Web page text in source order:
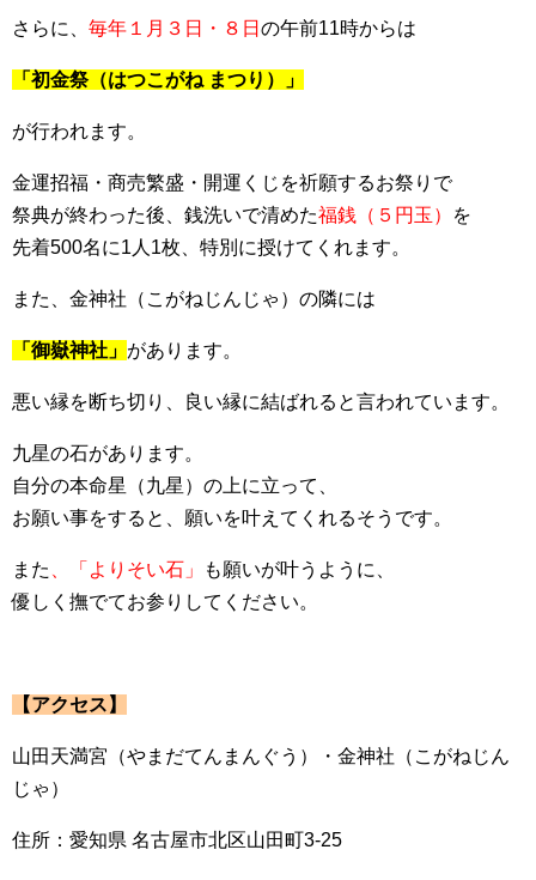
さらに、 毎年１月３日・８日 の午前11時からは
「初金祭（はつこがね まつり）」
が行われます。
金運招福・商売繁盛・開運くじを祈願するお祭りで
祭典が終わった後、銭洗いで清めた福銭（５円玉）
を
先着500名に1人1枚、特別に授けてくれます。
また、金神社（こがねじんじゃ）の隣には
「御嶽神社」 があります。
悪い縁を断ち切り、良い縁に結ばれると言われています。
九星の石があります。
自分の本命星（九星）の上に立って、
お願い事をすると、願いを叶えてくれるそうです。
また 、「よりそい石」
も願いが叶うように、
優しく撫でてお参りしてください。
【アクセス】
山田天満宮（やまだてんまんぐう）・金神社（こがねじん
じゃ）
住所：愛知県 名古屋市北区山田町3-25